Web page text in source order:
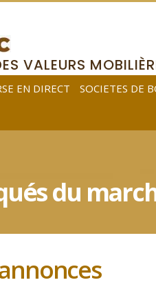
VALEURS
CENTRALE
EN DIRECT SOCIETES DE
du